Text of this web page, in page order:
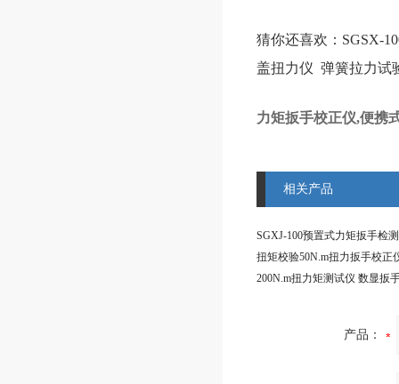
猜你还喜欢：SGSX-
盖扭力仪 弹簧拉力试
力矩扳手校正仪,便携
相关产品
产品：